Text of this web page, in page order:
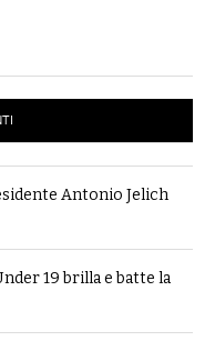
Antonio Jelich
19 brilla e batte la